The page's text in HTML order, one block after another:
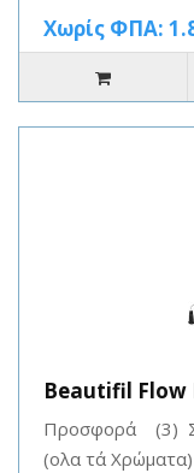
Χωρίς ΦΠΑ:
Beautifil Flow
Προσφορά (3)
(ολα τά